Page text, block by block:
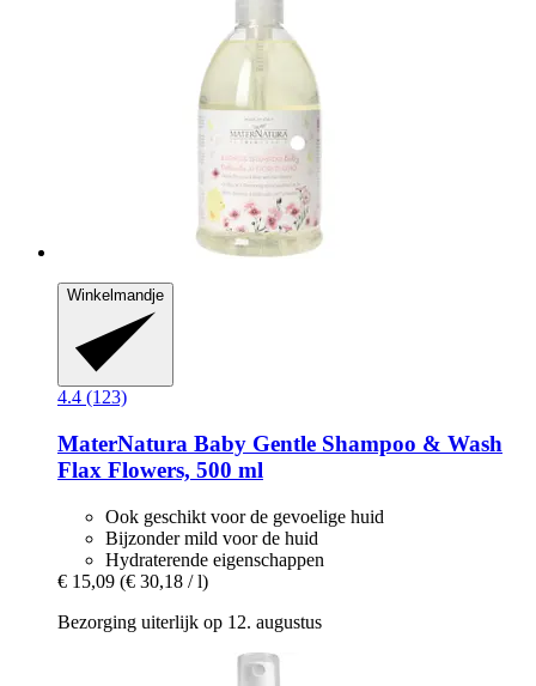
Winkelmandje
4.4 (123)
MaterNatura Baby Gentle Shampoo & Wash
Flax Flowers, 500 ml
Ook geschikt voor de gevoelige huid
Bijzonder mild voor de huid
Hydraterende eigenschappen
€ 15,09 (€ 30,18 / l)
Bezorging uiterlijk op 12. augustus